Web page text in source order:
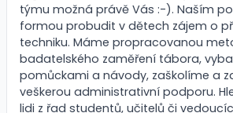
týmu možná právě Vás :-). Naším
formou probudit v dětech zájem o
techniku. Máme propracovanou
badatelského zaměření tábora,
pomůckami a návody, zaškolíme a
veškerou administrativní podporu.
lidi z řad studentů, učitelů či